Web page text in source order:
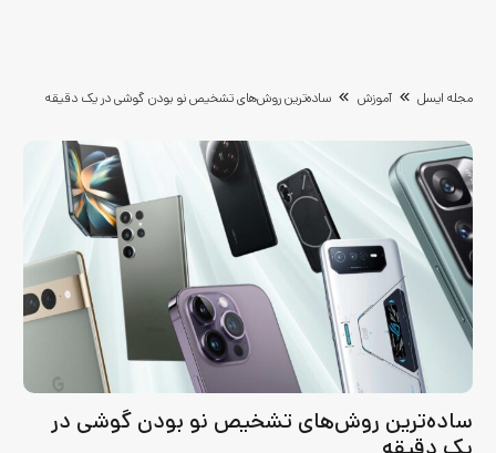
مجله ایسل آموزش ساده‌ترین روش‌های تشخیص نو بودن گوشی در یک دقیقه
ساده‌ترین روش‌های تشخیص نو بودن گوشی در